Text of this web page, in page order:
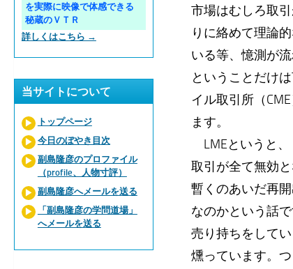
市場はむしろ取
りに絡めて理論
いる等、憶測が
ということだけ
イル取引所（
ます。
LMEというと、
取引が全て無効
暫くのあいだ再
なのかという話
売り持ちをして
燻っています。
を実際に映像で体感できる
秘蔵のＶＴＲ
詳しくはこちら →
当サイトについて
トップページ
今日のぼやき目次
副島隆彦のプロファイル
（profile、人物寸評）
副島隆彦へメールを送る
「副島隆彦の学問道場」
へメールを送る